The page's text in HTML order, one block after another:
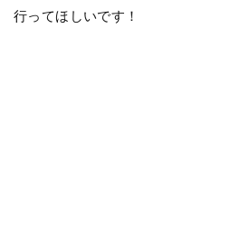
行ってほしいです！